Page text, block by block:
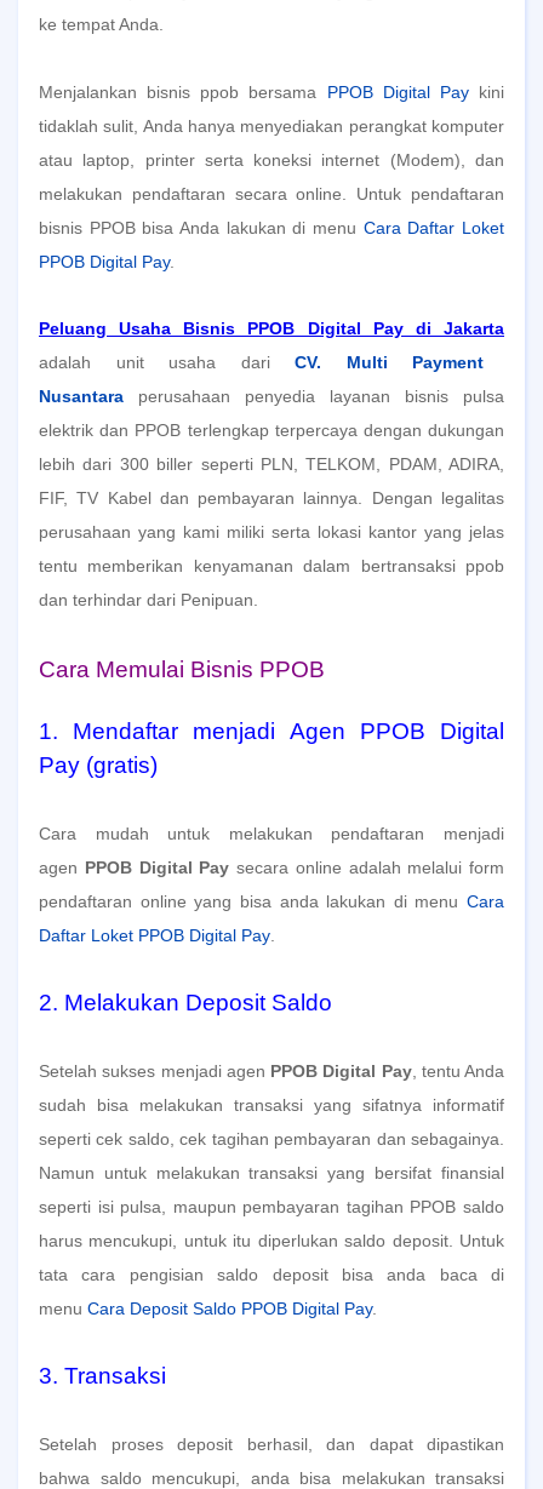
ke tempat Anda.
Menjalankan bisnis ppob bersama PPOB Digital Paykini
tidaklah sulit, Anda hanya menyediakan perangkat komputer
atau laptop, printer serta koneksi internet (Modem), dan
melakukan pendaftaran secara online. Untuk pendaftaran
bisnis PPOB bisa Anda lakukan di menu Cara Daftar Loket
PPOB Digital Pay.
Peluang Usaha Bisnis PPOB Digital Pay di Jakarta
adalah unit usaha dariCV. Multi Payment
Nusantara perusahaan penyedia layanan bisnis pulsa
elektrik dan PPOB terlengkap terpercaya dengan dukungan
lebih dari 300 biller seperti PLN, TELKOM, PDAM, ADIRA,
FIF, TV Kabel dan pembayaran lainnya. Dengan legalitas
perusahaan yang kami miliki serta lokasi kantor yang jelas
tentu memberikan kenyamanan dalam bertransaksi ppob
dan terhindar dari Penipuan.
Cara Memulai Bisnis PPOB
1. Mendaftar menjadi Agen PPOB Digital
Pay (gratis)
Cara mudah untuk melakukan pendaftaran menjadi
agen PPOB Digital Pay secara online adalah melalui form
pendaftaran online yang bisa anda lakukan di menu Cara
Daftar Loket PPOB Digital Pay
2. Melakukan Deposit Saldo
Setelah sukses menjadi agen PPOB Digital Pay, tentu Anda
sudah bisa melakukan transaksi yang sifatnya informatif
seperti cek saldo, cek tagihan pembayaran dan sebagainya.
Namun untuk melakukan transaksi yang bersifat finansial
seperti isi pulsa, maupun pembayaran tagihan PPOB saldo
harus mencukupi, untuk itu diperlukan saldo deposit. Untuk
tata cara pengisian saldo deposit bisa anda baca di
menu Cara Deposit Saldo PPOB Digital Pay.
3. Transaksi
Setelah proses deposit berhasil, dan dapat dipastikan
bahwa saldo mencukupi, anda bisa melakukan transaksi